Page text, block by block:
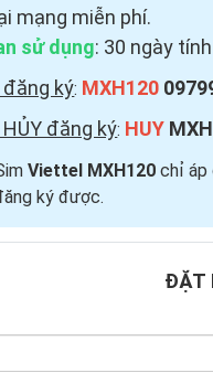
mạng miễn phí.
sử dụng: 30 ngày
đăng ký: MXH120
đăng ký: HUY
Viettel MXH120 chỉ áp
ký được.
ĐẶT